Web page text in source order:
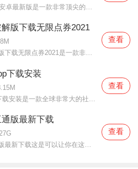
版下载无限点券2021
王者荣耀破解版下载无限点券2021是一款非常火热的手机游戏。在这款王者荣耀破解版下载无限点券2021中有着非常好用的辅助工具，在这里面你可以轻轻松松就获得点券的使用，而且还是可以无限使用的哦，完全没有受限制，只要你下载了这款王者荣耀破解版下载无限点券2021之后就可以
查看
下载安装
查看
版最新下载
梦幻西游互通版最新下载这是可以让你在这里得到很多不一样的快乐互动内容的手机软件，不只是可以自由的去欣赏到很多不一样的欢乐内容，还有各种精彩的战斗模式可以给你全新的体验，大家在这里还可以自由的和很多的小伙伴们一起开心的进行各种战斗，进行有趣的开黑，感受到
查看